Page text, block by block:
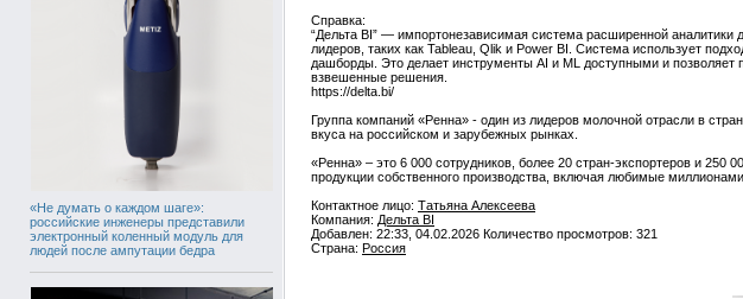
«Не думать о каждом шаге»:
российские инженеры представили
электронный коленный модуль для
людей после ампутации бедра
Справка:
“Дельта BI” — импортонезависимая система расширенной
лидеров, таких как Tableau, Qlik и Power BI. Система использует
дашборды. Это делает инструменты AI и ML доступными и
взвешенные решения.
https://delta.bi/
Группа компаний «Ренна» - один из лидеров молочной отрасли в
вкуса на российском и зарубежных рынках.
«Ренна» – это 6 000 сотрудников, более 20 стран-экспортеров и 250
продукции собственного производства, включая любимые
Контактное лицо: Татьяна Алексеева
Компания: Дельта BI
Добавлен: 22:33, 04.02.2026 Количество просмотров: 321
Страна: Россия